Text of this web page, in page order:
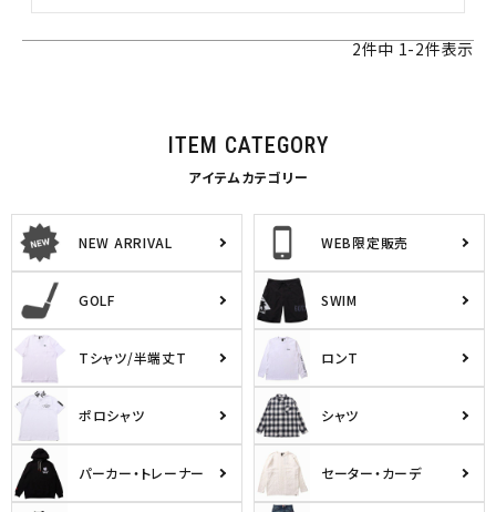
2件中 1-2件表示
ITEM CATEGORY
アイテムカテゴリー
NEW ARRIVAL WEB限定販売
GOLF SWIM
Tシャツ/半端丈T ロンT
ポロシャツ シャツ
パーカー・トレーナー セーター・カーデ